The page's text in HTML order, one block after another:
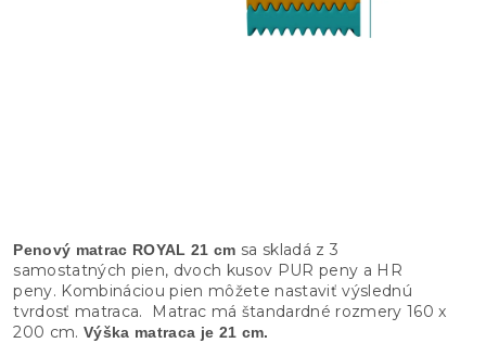
Penový matrac ROYAL 21 cm sa skladá z 3
samostatných pien, dvoch kusov PUR peny a HR
peny. Kombináciou pien môžete nastaviť výslednú
tvrdosť matraca. Matrac má štandardné rozmery 160 x
200 cm. Výška matraca je 21 cm.